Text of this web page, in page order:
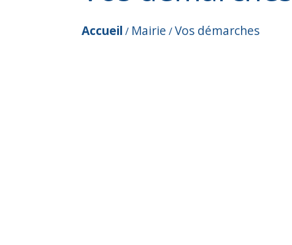
Accueil / Mairie /Vos démarches